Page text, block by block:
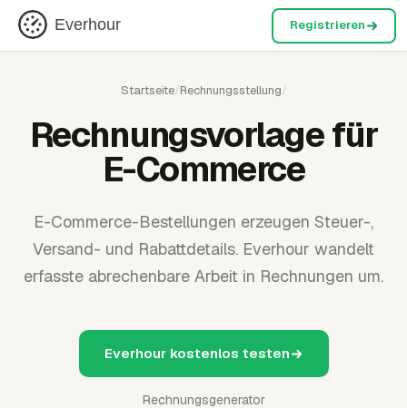
Everhour Registrieren
Startseite/Rechnungsstellung/
Rechnungsvorlage für
E-Commerce
E-Commerce-Bestellungen erzeugen Steuer-,
Versand- und Rabattdetails. Everhour wandelt
erfasste abrechenbare Arbeit in Rechnungen um.
Everhour kostenlos testen
Rechnungsgenerator